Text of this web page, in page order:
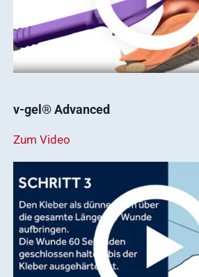
v-gel® Advanced
Zum Video